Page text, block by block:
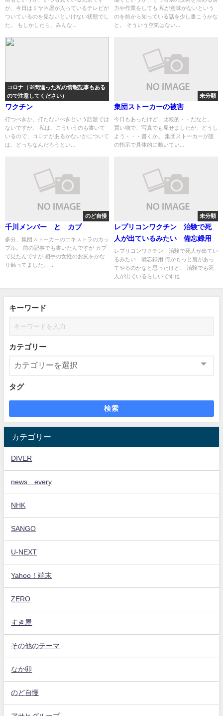
が、今日はミヤネ屋が入っているテレビが
ついているのを見ないといけない状態でし
た。 もしかしたら、みんな...
力や作業をしても 私が意味がないという
のを前から知っている話を少し書こうかな
と。 そういう空気はない...
コロナ（※間違った私の情報記事もある
ので注意してください）
ワクチン
打つべきか、打たないべきという話題では
ないですが、 私は、こういうのも書いて
いるので、コロナがあるかないかについて
は、どっちなんだろうとい...
未分類
集団ストーカーの被害
今日もあったけど、比較的・・だなと。
買い物で、写真でも見せましたが、どうし
よう・・・書くか。 集団ストーカーが誰
の指示で具体的に動いてい...
のど自慢
千川メンバー と カブ
多分、集団ストーカーのエキストラのカッ
プル。 前の記事でも書いたんですが カブ
で見たんですが 相手の女性のお尻をかな
り触ってました。 ...
未分類
レプリコンワクチン 治験で死
人が出ているみたい 備忘録用
レプリコンワクチン 治験で死人が出てい
るみたい 備忘録用 何かもっと裏があっ
てやるのかなと思ったけど、 治験でも死
人が出ているらしいですね...
キーワード
カテゴリー
タグ
検索
カテゴリー
DIVER
news every
NHK
SANGO
U-NEXT
Yahoo！端末
ZERO
すき屋
その他のテーマ
なか卯
のど自慢